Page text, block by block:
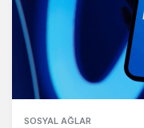
SOSYAL AĞLAR